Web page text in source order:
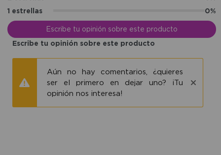
1 estrellas
0%
Escribe tu opinión sobre este producto
Escribe tu opinión sobre este producto
Aún no hay comentarios, ¿quieres
ser el primero en dejar uno? ¡Tu
opinión nos interesa!